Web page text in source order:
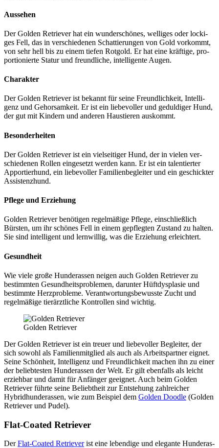
Aus­se­hen
Der Gol­den Retrie­ver hat ein wun­der­schö­nes, wel­li­ges oder locki­
ges Fell, das in ver­schie­de­nen Schat­tie­run­gen von Gold vor­kommt,
von sehr hell bis zu einem tie­fen Rot­gold. Er hat eine kräf­ti­ge, pro­
por­tio­nier­te Sta­tur und freund­li­che, intel­li­gen­te Augen.
Cha­rak­ter
Der Gol­den Retrie­ver ist bekannt für sei­ne Freund­lich­keit, Intel­li­
genz und Gehor­sam­keit. Er ist ein lie­be­vol­ler und gedul­di­ger Hund,
der gut mit Kin­dern und ande­ren Haus­tie­ren aus­kommt.
Beson­der­hei­ten
Der Gol­den Retrie­ver ist ein viel­sei­ti­ger Hund, der in vie­len ver­
schie­de­nen Rol­len ein­ge­setzt wer­den kann. Er ist ein talen­tier­ter
Appor­tier­hund, ein lie­be­vol­ler Fami­li­en­be­glei­ter und ein geschick­ter
Assis­tenz­hund.
Pfle­ge und Erzie­hung
Gol­den Retrie­ver benö­ti­gen regel­mä­ßi­ge Pfle­ge, ein­schließ­lich
Bürs­ten, um ihr schö­nes Fell in einem gepfleg­ten Zustand zu hal­ten.
Sie sind intel­li­gent und lern­wil­lig, was die Erzie­hung erleich­tert.
Gesund­heit
Wie vie­le gro­ße Hun­de­ras­sen nei­gen auch Gol­den Retrie­ver zu
bestimm­ten Gesund­heits­pro­ble­men, dar­un­ter Hüft­dys­pla­sie und
bestimm­te Herz­pro­ble­me. Ver­ant­wor­tungs­be­wuss­te Zucht und
regel­mä­ßi­ge tier­ärzt­li­che Kon­trol­len sind wich­tig.
Gol­den Retrie­ver
Der Gol­den Retrie­ver ist ein treu­er und lie­be­vol­ler Beglei­ter, der
sich sowohl als Fami­li­en­mit­glied als auch als Arbeits­part­ner eig­net.
Sei­ne Schön­heit, Intel­li­genz und Freund­lich­keit machen ihn zu einer
der belieb­tes­ten Hun­de­ras­sen der Welt. Er gilt eben­falls als leicht
erzieh­bar und damit für Anfän­ger geeig­net. Auch beim Gol­den
Retrie­ver führ­te sei­ne Beliebt­heit zur Ent­ste­hung zahl­rei­cher
Hybrid­hun­de­ras­sen, wie zum Bei­spiel dem Gol­den Dood­le (Gol­den
Retrie­ver und Pudel).
Flat-Coa­ted Retrie­ver
DerFlat-Coa­ted Retrie­verist eine leben­di­ge und ele­gan­te Hun­de­ras­